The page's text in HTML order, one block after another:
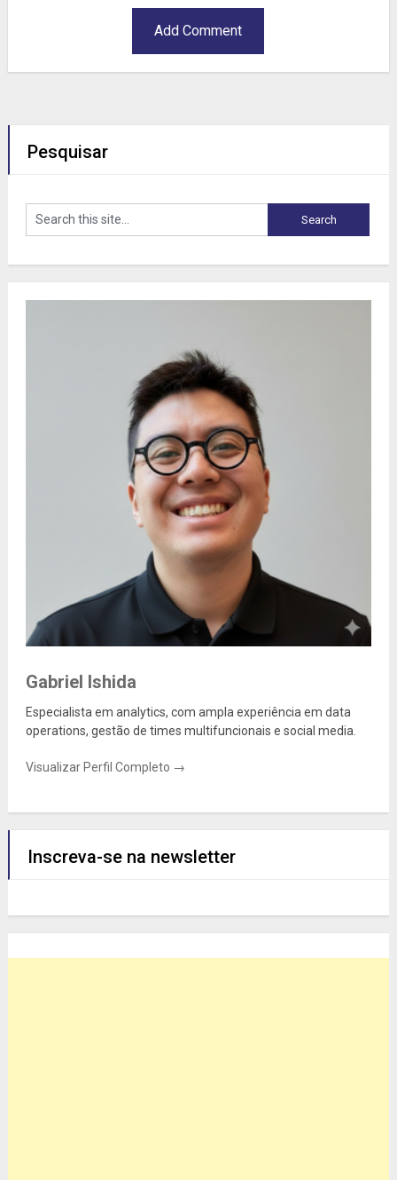
Pesquisar
Gabriel Ishida
Especialista em analytics, com ampla experiência em data
operations, gestão de times multifuncionais e social media.
Visualizar Perfil Completo →
Inscreva-se na newsletter